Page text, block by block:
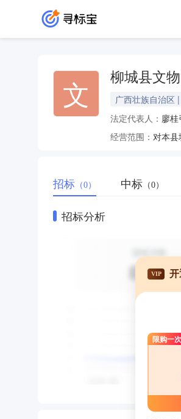
文 柳城县文
广西壮族自治区
法定代表人： 廖桂
经营范围： 对本县
招标 （0） 中标 （0）
招标分析
VIP 开
限购一次